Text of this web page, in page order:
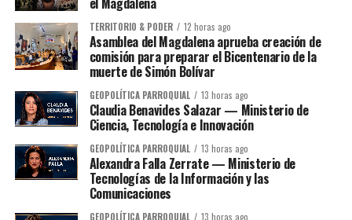
TERRITORIO & PODER 12 horas ago
Asamblea del Magdalena aprueba creación de
comisión para preparar el Bicentenario de la
muerte de Simón Bolívar
GEOPOLÍTICA PARROQUIAL 13 horas ago
Claudia Benavides Salazar — Ministerio de
Ciencia, Tecnología e Innovación
GEOPOLÍTICA PARROQUIAL 13 horas ago
Alexandra Falla Zerrate — Ministerio de
Tecnologías de la Información y las
Comunicaciones
GEOPOLÍTICA PARROQUIAL 13 horas ago